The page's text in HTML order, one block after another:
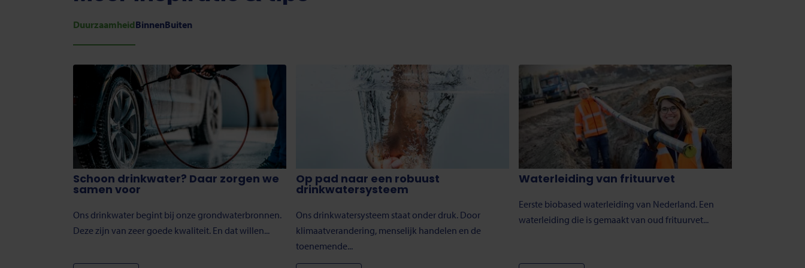
DuurzaamheidBinnenBuiten
Schoon drinkwater? Daar zorgen we
samen voor
Ons drinkwater begint bij onze grondwaterbronnen.
Deze zijn van zeer goede kwaliteit. En dat willen...
Op pad naar een robuust
drinkwatersysteem
Ons drinkwatersysteem staat onder druk. Door
klimaatverandering, menselijk handelen en de
toenemende...
Waterleiding van frituurvet
Eerste biobased waterleiding van Nederland. Een
waterleiding die is gemaakt van oud frituurvet...